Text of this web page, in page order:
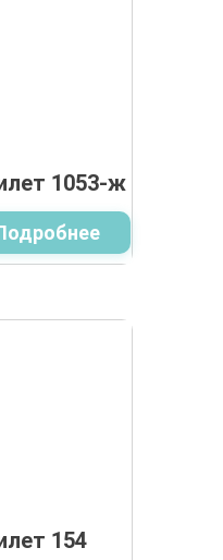
1053-ж
154